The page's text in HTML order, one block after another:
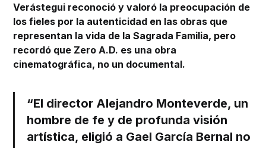
Verástegui reconoció y valoró la preocupación de
los fieles por la autenticidad en las obras que
representan la vida de la Sagrada Familia, pero
recordó que Zero A.D. es una obra
cinematográfica, no un documental.
“El director Alejandro Monteverde, un
hombre de fe y de profunda visión
artística, eligió a Gael García Bernal no